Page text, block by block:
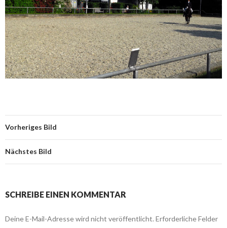
Vorheriges Bild
Nächstes Bild
SCHREIBE EINEN KOMMENTAR
Deine E-Mail-Adresse wird nicht veröffentlicht. Erforderliche Felder